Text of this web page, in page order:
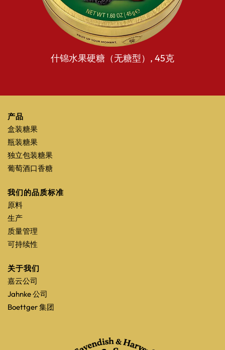
什锦水果硬糖（无糖型）, 45克
产品
盒装糖果
瓶装糖果
独立包装糖果
葡萄酒口香糖
我们的品质标准
原料
生产
质量管理
可持续性
关于我们
嘉云公司
Jahnke 公司
Boettger 集团